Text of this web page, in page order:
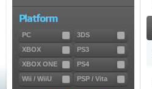
Platform
PC
3DS
XBOX
PS3
XBOX ONE
PS4
Wii / WiiU
PSP / Vita